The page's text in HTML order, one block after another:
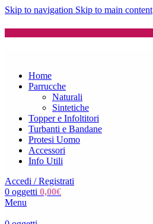
Skip to navigation Skip to main content
Home
Parrucche
Naturali
Sintetiche
Topper e Infoltitori
Turbanti e Bandane
Protesi Uomo
Accessori
Info Utili
Accedi / Registrati
0 oggetti 0,00€
Menu